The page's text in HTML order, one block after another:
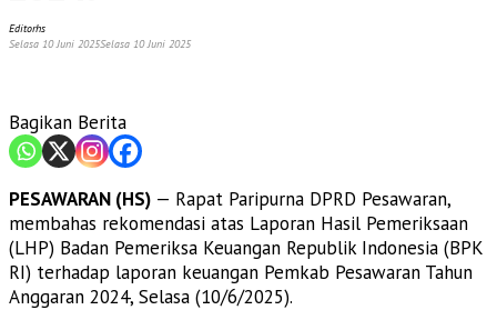
Editorhs
Selasa 10 Juni 2025Selasa 10 Juni 2025
Bagikan Berita
PESAWARAN (HS) — Rapat Paripurna DPRD Pesawaran,
membahas rekomendasi atas Laporan Hasil Pemeriksaan
(LHP) Badan Pemeriksa Keuangan Republik Indonesia (BPK
RI) terhadap laporan keuangan Pemkab Pesawaran Tahun
Anggaran 2024, Selasa (10/6/2025).